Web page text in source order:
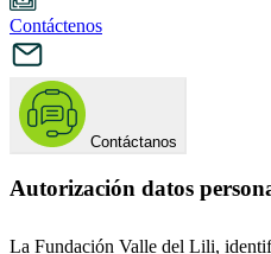
Contáctenos
Contáctanos
Autorización datos
La Fundación Valle del Lili,